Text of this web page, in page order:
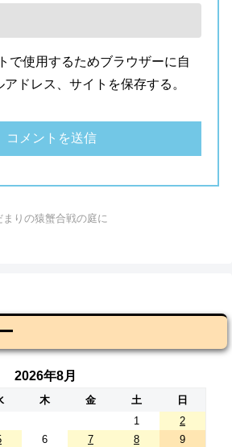
で使用するためブラウザーに自
ドレス、サイトを保存する。
まりの猿蟹合戦の庭に
2026年8月
木 金 土
日
1
2
6 7 8
9